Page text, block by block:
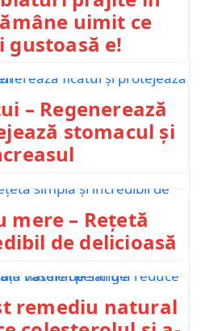
uimit ce
gustoasă e!
– Regenerează
stomacul și
mere – Rețetă
de delicioasă
remediu natural